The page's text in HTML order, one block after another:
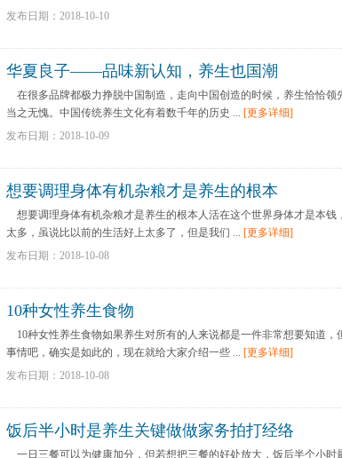
发布日期：2018-10-10
华夏良子——品味新认知，养生也国潮
在很多品牌都极力挣脱中国制造，走向中国创造的时候，养生恰恰领
当之无愧。中国传统养生文化有着数千年的历史 ... [更多详细]
发布日期：2018-10-09
想要调理身体有机杂粮才是养生的根本
想要调理身体有机杂粮才是养生的根本人活在这个世界身体才是本钱
太多，虽说比以前的生活好上太多了，但是我们 ... [更多详细]
发布日期：2018-10-08
10种女性养生食物
10种女性养生食物如果养生对所有的人来说都是一件非常想要知道，
事情吧，确实是如此的，现在就给大家介绍一些 ... [更多详细]
发布日期：2018-10-08
饭后半小时是养生关键做做家务拍打经络
一日三餐可以为健康加分，但若想把三餐的好处放大，饭后半个小时